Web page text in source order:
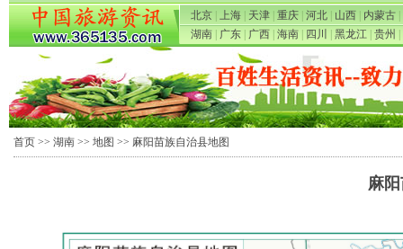
北京 上海 天津 重庆 河北 山西 内蒙古
湖南
广东 广西 海南 四川 黑龙江 贵州
首页 >> 湖南 >> 地图 >> 麻阳苗族自治县地图
麻